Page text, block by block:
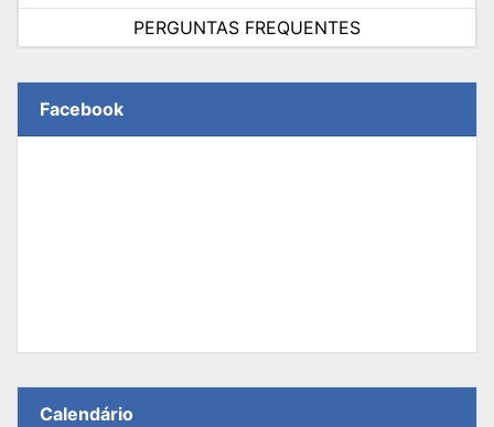
PERGUNTAS FREQUENTES
Facebook
Calendário